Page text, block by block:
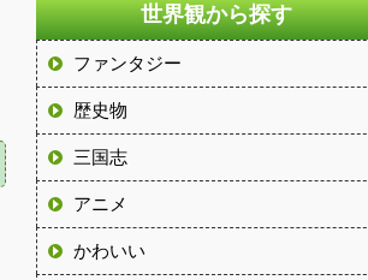
世界観から探す
ファンタジー
歴史物
三国志
アニメ
かわいい